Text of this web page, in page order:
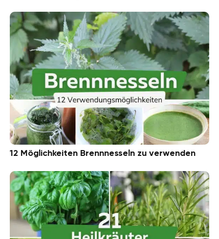
12 Möglichkeiten Brennnesseln zu verwenden